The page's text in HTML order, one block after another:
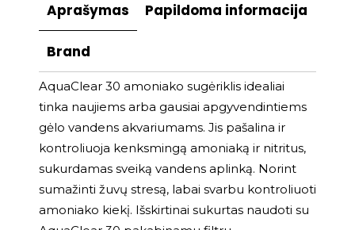
Aprašymas Papildoma informacija
Brand
AquaClear 30 amoniako sugėriklis idealiai
tinka naujiems arba gausiai apgyvendintiems
gėlo vandens akvariumams. Jis pašalina ir
kontroliuoja kenksmingą amoniaką ir nitritus,
sukurdamas sveiką vandens aplinką. Norint
sumažinti žuvų stresą, labai svarbu kontroliuoti
amoniako kiekį. Išskirtinai sukurtas naudoti su